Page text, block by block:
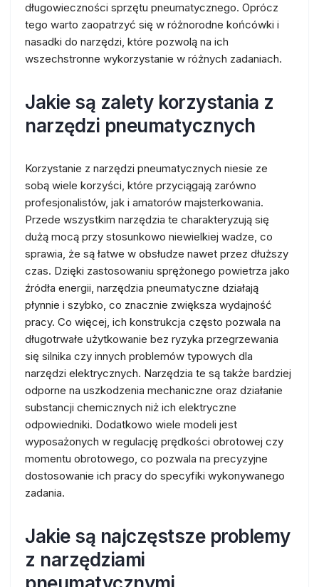
długowieczności sprzętu pneumatycznego. Oprócz
tego warto zaopatrzyć się w różnorodne końcówki i
nasadki do narzędzi, które pozwolą na ich
wszechstronne wykorzystanie w różnych zadaniach.
Jakie są zalety korzystania z
narzędzi pneumatycznych
Korzystanie z narzędzi pneumatycznych niesie ze
sobą wiele korzyści, które przyciągają zarówno
profesjonalistów, jak i amatorów majsterkowania.
Przede wszystkim narzędzia te charakteryzują się
dużą mocą przy stosunkowo niewielkiej wadze, co
sprawia, że są łatwe w obsłudze nawet przez dłuższy
czas. Dzięki zastosowaniu sprężonego powietrza jako
źródła energii, narzędzia pneumatyczne działają
płynnie i szybko, co znacznie zwiększa wydajność
pracy. Co więcej, ich konstrukcja często pozwala na
długotrwałe użytkowanie bez ryzyka przegrzewania
się silnika czy innych problemów typowych dla
narzędzi elektrycznych. Narzędzia te są także bardziej
odporne na uszkodzenia mechaniczne oraz działanie
substancji chemicznych niż ich elektryczne
odpowiedniki. Dodatkowo wiele modeli jest
wyposażonych w regulację prędkości obrotowej czy
momentu obrotowego, co pozwala na precyzyjne
dostosowanie ich pracy do specyfiki wykonywanego
zadania.
Jakie są najczęstsze problemy
z narzędziami